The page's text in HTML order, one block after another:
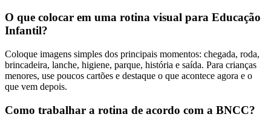
O que colocar em uma rotina visual para Educação
Infantil?
Coloque imagens simples dos principais momentos: chegada, roda,
brincadeira, lanche, higiene, parque, história e saída. Para crianças
menores, use poucos cartões e destaque o que acontece agora e o
que vem depois.
Como trabalhar a rotina de acordo com a BNCC?